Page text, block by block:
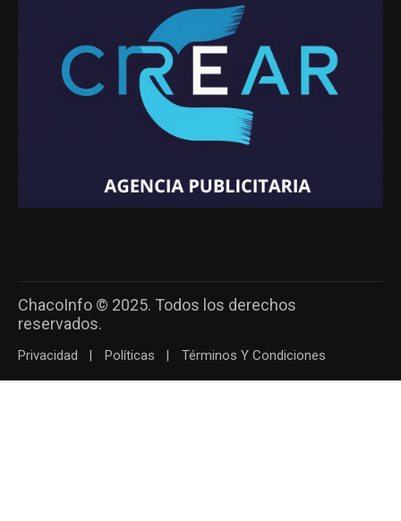
ChacoInfo © 2025. Todos los derechos
reservados.
Privacidad Políticas Términos Y Condiciones